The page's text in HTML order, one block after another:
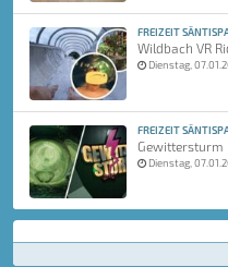
FREIZEIT
Wildbach VR
Dienstag,
FREIZEIT
Gewittersturm
Dienstag,